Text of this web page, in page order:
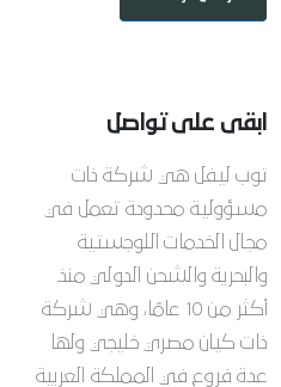
ابقى على تواصل
توب ليفل هي شركة ذات
مسؤولية محدودة تعمل في
مجال الخدمات اللوجستية
والبحرية والشحن الدولي منذ
أكثر من 10 عامًا، وهي شركة
ذات كيان مصري خليجي ولها
عدة فروع في المملكة العربية